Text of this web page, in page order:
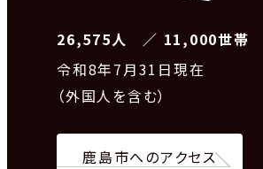
26,575人 ／ 11,000世帯
令和8年7月31日現在
（外国人を含む）
鹿島市へのアクセス